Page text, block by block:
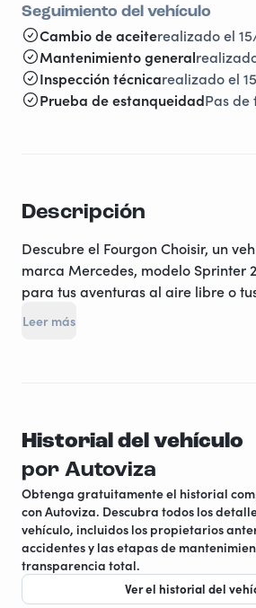
Seguimiento del vehículo
Cambio de aceiterealizado el
Mantenimiento general
Inspección técnicarealizado el
Prueba de estanqueidadPas de
Descripción
Descubre el Fourgon Choisir, un
marca Mercedes, modelo Sprinter
para tus aventuras al aire libre o
profesionales. Este furgón del año
Su diseño funcional te permitirá
que necesites. Con una longitud de
altura de 2,9 metros, este furgón te
generoso. Diseñado para
gracias a sus asientos y cinturones
también está equipado con un
cómodo para 1 persona, perfecto
Leer más
Historial del vehículo
por Autoviza
Obtenga gratuitamente el historial
con Autoviza. Descubra todos los
vehículo, incluidos los propietarios
accidentes y las etapas de
transparencia total.
Ver el historial del